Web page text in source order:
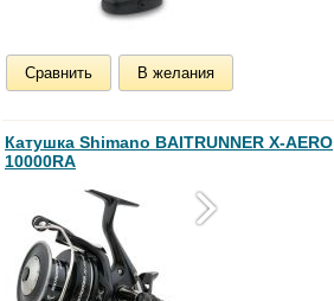
Сравнить В желания
Катушка Shimano BAITRUNNER X-AERO
10000RA